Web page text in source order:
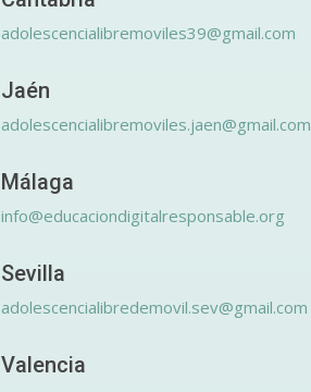
adolescencialibremoviles39@gmail.com
Jaén
adolescencialibremoviles.jaen@gmail.com
Málaga
info@educaciondigitalresponsable.org
Sevilla
adolescencialibredemovil.sev@gmail.com
Valencia